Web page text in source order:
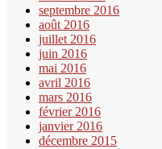
septembre 2016
août 2016
juillet 2016
juin 2016
mai 2016
avril 2016
mars 2016
février 2016
janvier 2016
décembre 2015